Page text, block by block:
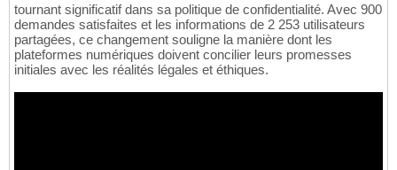
tournant significatif dans sa politique de confidentialité. Avec 900
demandes satisfaites et les informations de 2 253 utilisateurs
partagées, ce changement souligne la manière dont les
plateformes numériques doivent concilier leurs promesses
initiales avec les réalités légales et éthiques.